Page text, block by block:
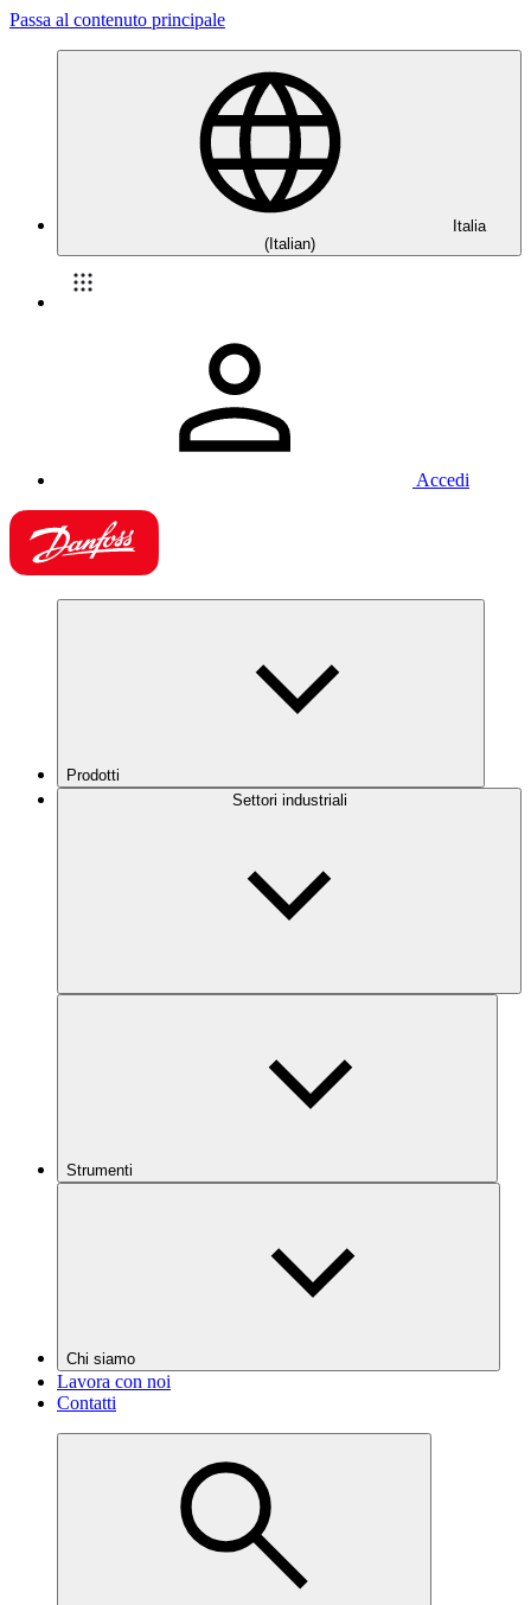
Passa al contenuto principale
Italia
(Italian)
Accedi
Prodotti
Settori industriali
Strumenti
Chi siamo
Lavora con noi
Contatti